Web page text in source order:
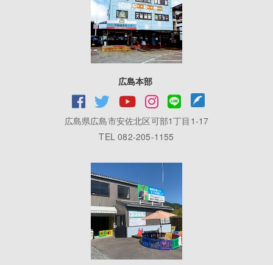
広島本部
広島県広島市安佐北区可部1丁目1-17
TEL 082-205-1155